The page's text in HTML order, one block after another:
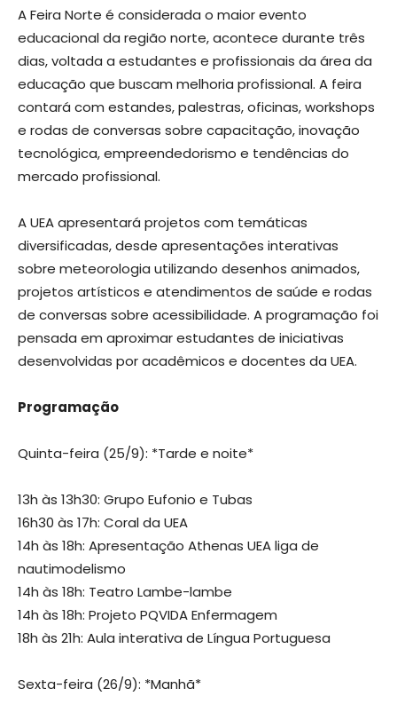
A Feira Norte é considerada o maior evento
educacional da região norte, acontece durante três
dias, voltada a estudantes e profissionais da área da
educação que buscam melhoria profissional. A feira
contará com estandes, palestras, oficinas, workshops
e rodas de conversas sobre capacitação, inovação
tecnológica, empreendedorismo e tendências do
mercado profissional.
A UEA apresentará projetos com temáticas
diversificadas, desde apresentações interativas
sobre meteorologia utilizando desenhos animados,
projetos artísticos e atendimentos de saúde e rodas
de conversas sobre acessibilidade. A programação foi
pensada em aproximar estudantes de iniciativas
desenvolvidas por acadêmicos e docentes da UEA.
Programação
Quinta-feira (25/9): *Tarde e noite*
13h às 13h30: Grupo Eufonio e Tubas
16h30 às 17h: Coral da UEA
14h às 18h: Apresentação Athenas UEA liga de
nautimodelismo
14h às 18h: Teatro Lambe-lambe
14h às 18h: Projeto PQVIDA Enfermagem
18h às 21h: Aula interativa de Língua Portuguesa
Sexta-feira (26/9): *Manhã*